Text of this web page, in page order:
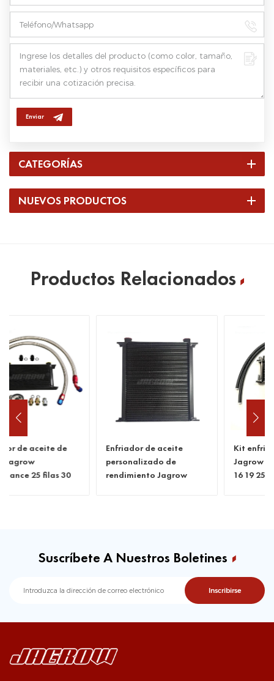
Enviar
CATEGORÍAS
NUEVOS PRODUCTOS
Productos Relacionados
Enfriador de aceite
personalizado de
rendimiento Jagrow
Kit enfriador de aceite
Jagrow performance 13
16 19 25 filas con
Suscríbete A Nuestros Boletines